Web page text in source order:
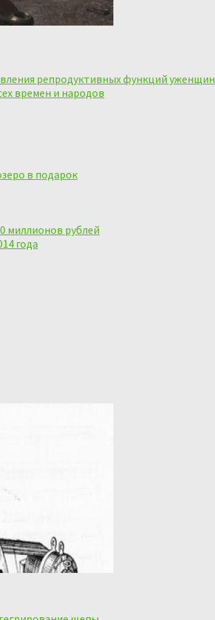
репродуктивных функций уженщин
времен и народов
в подарок
миллионов рублей
года